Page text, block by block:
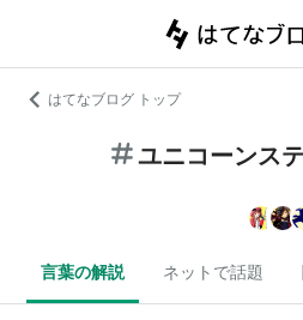
はてなブログ トップ
ユニコーンス
言葉の解説 ネットで話題